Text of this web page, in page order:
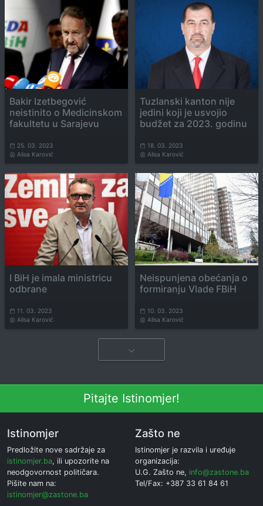
Bakir Izetbegović
neistinito o Medicinskom
fakultetu u Sarajevu
25. 03. 2023
Alisa Karović
Tuzlanski kanton nije
jedini koji je usvojio
budžet za 2023. godinu
18. 03. 2023
Alisa Karović
I BiH je imala ministricu
odbrane
11. 03. 2023
Alisa Karović
Neispunjena obećanja o
formiranju Vlade FBiH
10. 03. 2023
Alisa Karović
Pitajte Istinomjer!
Istinomjer
Predložite nove sadržaje za
istinomjer.ba, ili upozorite na
neodgovornost političara.
Pišite nam na:
istinomjer@zastone.ba
Zašto ne
Istinomjer je razvila i uređuje
organizacija:
U.G. Zašto ne, info@zastone.ba
Tel/Fax: +387 33 61 84 61